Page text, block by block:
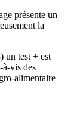
présente un
la
un test + est
vis des
alimentaire